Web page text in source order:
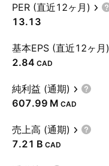
PER (直近12ヶ月)
13.13
基本EPS (直近12ヶ月)
2.84 CAD
純利益 (通期)
‪607.99 M‬ CAD
売上高 (通期)
‪7.21 B‬ CAD